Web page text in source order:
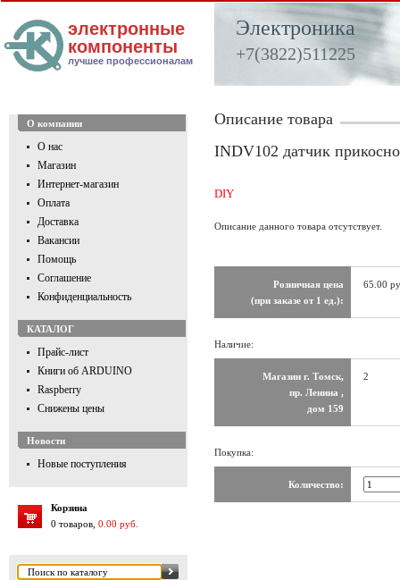
электронные
компоненты
лучшее профессионалам
Электроника
+7(3822)511225
О компании
О нас
Магазин
Интернет-магазин
Оплата
Доставка
Вакансии
Помощь
Соглашение
Конфиденциальность
КАТАЛОГ
Прайс-лист
Книги об ARDUINO
Raspberry
Снижены цены
Новости
Новые поступления
Корзина
0 товаров, 0.00 руб.
Описание товара
INDV102 датчик
DIY
Описание данного товара отсутствует.
Розничная цена
(при заказе от 1 ед.):
65.00
Наличие:
Магазин г. Томск,
пр. Ленина ,
дом 159
2
Покупка:
Количество: